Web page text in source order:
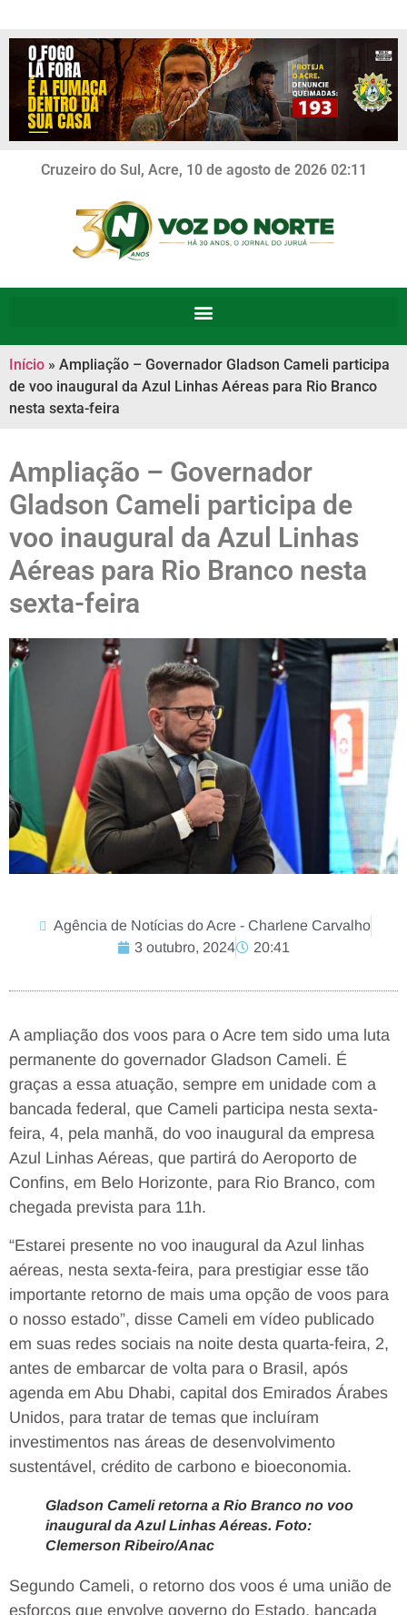
Cruzeiro do Sul, Acre, 10 de agosto de 2026 02:11
Início » Ampliação – Governador Gladson Cameli participa
de voo inaugural da Azul Linhas Aéreas para Rio Branco
nesta sexta-feira
Ampliação – Governador
Gladson Cameli participa de
voo inaugural da Azul Linhas
Aéreas para Rio Branco nesta
sexta-feira
Agência de Notícias do Acre - Charlene Carvalho
3 outubro, 2024
20:41
A ampliação dos voos para o Acre tem sido uma luta
permanente do governador Gladson Cameli. É
graças a essa atuação, sempre em unidade com a
bancada federal, que Cameli participa nesta sexta-
feira, 4, pela manhã, do voo inaugural da empresa
Azul Linhas Aéreas, que partirá do Aeroporto de
Confins, em Belo Horizonte, para Rio Branco, com
chegada prevista para 11h.
“Estarei presente no voo inaugural da Azul linhas
aéreas, nesta sexta-feira, para prestigiar esse tão
importante retorno de mais uma opção de voos para
o nosso estado”, disse Cameli em vídeo publicado
em suas redes sociais na noite desta quarta-feira, 2,
antes de embarcar de volta para o Brasil, após
agenda em Abu Dhabi, capital dos Emirados Árabes
Unidos, para tratar de temas que incluíram
investimentos nas áreas de desenvolvimento
sustentável, crédito de carbono e bioeconomia.
Gladson Cameli retorna a Rio Branco no voo
inaugural da Azul Linhas Aéreas. Foto:
Clemerson Ribeiro/Anac
Segundo Cameli, o retorno dos voos é uma união de
esforços que envolve governo do Estado, bancada